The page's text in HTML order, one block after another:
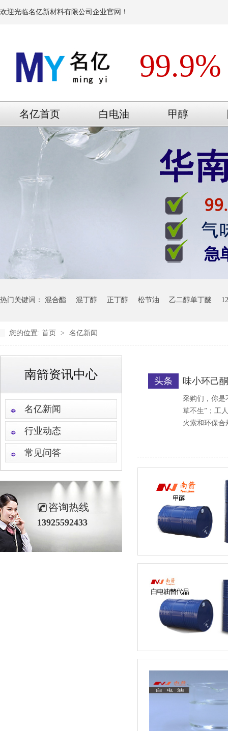
欢迎光临名亿新材料有限公司企业官网！
99.9%
名亿首页 白电油 甲醇
热门关键词： 混合酯 混丁醇 正丁醇 松节油 乙二醇单丁醚
您的位置: 首页 > 名亿新闻
南箭资讯中心
名亿新闻
行业动态
常见问答
咨询热线
13925592433
味小环己
头条
采购们，你是
草不生”；工
火索和环保